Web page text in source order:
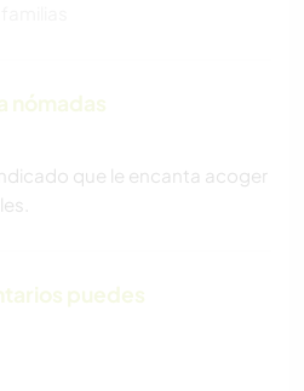
nómadas
que le encanta acoger
puedes